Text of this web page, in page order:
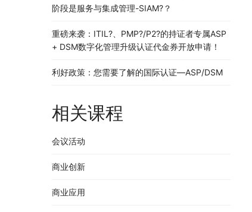
阶段是服务与集成管理-SIAM?？
重磅来袭：ITIL?、PMP?/P2?的持证者专属ASP
+ DSM数字化管理升级认证代金券开放申请！
利好政策：您需要了解的国际认证—ASP/DSM
相关课程
会议活动
商业创新
商业应用